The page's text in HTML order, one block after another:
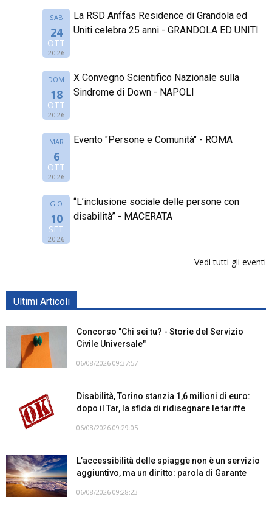
SAB
24
OTT
2026
La RSD Anffas Residence di Grandola ed
Uniti celebra 25 anni - GRANDOLA ED UNITI
DOM
18
OTT
2026
X Convegno Scientifico Nazionale sulla
Sindrome di Down - NAPOLI
MAR
6
OTT
2026
Evento "Persone e Comunità" - ROMA
GIO
10
SET
2026
“L’inclusione sociale delle persone con
disabilità” - MACERATA
Vedi tutti gli eventi
Ultimi Articoli
Concorso "Chi sei tu? - Storie del Servizio
Civile Universale"
06/08/2026 09:37:57
Disabilità, Torino stanzia 1,6 milioni di euro:
dopo il Tar, la sfida di ridisegnare le tariffe
06/08/2026 09:29:05
L’accessibilità delle spiagge non è un servizio
aggiuntivo, ma un diritto: parola di Garante
06/08/2026 09:28:23